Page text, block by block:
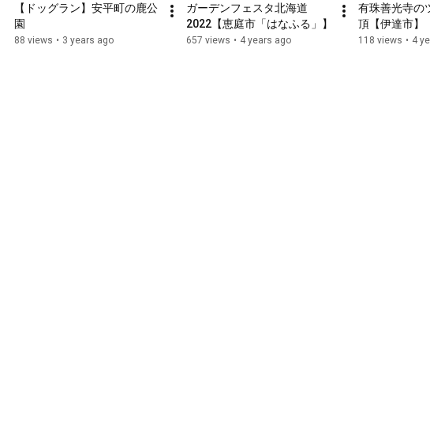
【ドッグラン】安平町の鹿公
園
88 views • 3 years ago
ガーデンフェスタ北海道
2022【恵庭市「はなふる」】
657 views • 4 years ago
有珠善光寺の
頂【伊達市】
118 views • 4